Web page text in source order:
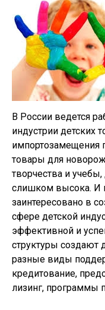
В России ведется
индустрии детских
импортозамещения
товары для
творчества и
слишком высока. И
заинтересовано в
сфере детской
эффективной и
структуры создают
разные виды
кредитование,
лизинг, программы